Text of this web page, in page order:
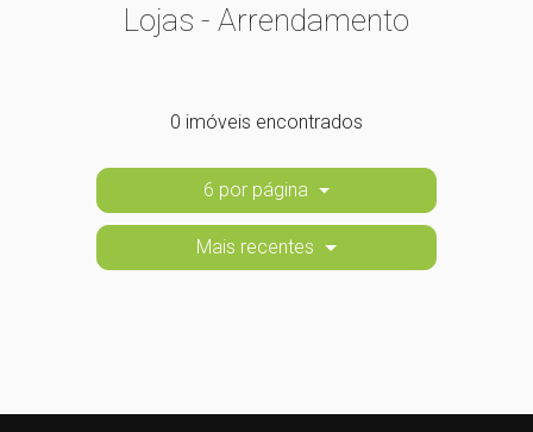
Lojas - Arrendamento
0 imóveis encontrados
6 por página
Mais recentes